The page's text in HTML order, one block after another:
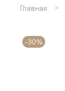
Главная
-30%